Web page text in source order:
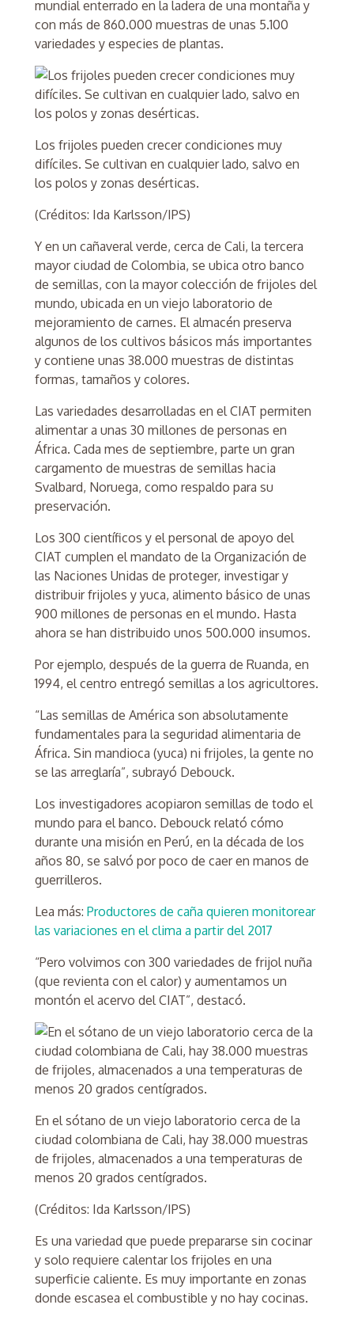
mundial enterrado en la ladera de una montaña y
con más de 860.000 muestras de unas 5.100
variedades y especies de plantas.
Los frijoles pueden crecer condiciones muy
difíciles. Se cultivan en cualquier lado, salvo en
los polos y zonas desérticas.
(Créditos: Ida Karlsson/IPS)
Y en un cañaveral verde, cerca de Cali, la tercera
mayor ciudad de Colombia, se ubica otro banco
de semillas, con la mayor colección de frijoles del
mundo, ubicada en un viejo laboratorio de
mejoramiento de carnes. El almacén preserva
algunos de los cultivos básicos más importantes
y contiene unas 38.000 muestras de distintas
formas, tamaños y colores.
Las variedades desarrolladas en el CIAT permiten
alimentar a unas 30 millones de personas en
África. Cada mes de septiembre, parte un gran
cargamento de muestras de semillas hacia
Svalbard, Noruega, como respaldo para su
preservación.
Los 300 científicos y el personal de apoyo del
CIAT cumplen el mandato de la Organización de
las Naciones Unidas de proteger, investigar y
distribuir frijoles y yuca, alimento básico de unas
900 millones de personas en el mundo. Hasta
ahora se han distribuido unos 500.000 insumos.
Por ejemplo, después de la guerra de Ruanda, en
1994, el centro entregó semillas a los agricultores.
“Las semillas de América son absolutamente
fundamentales para la seguridad alimentaria de
África. Sin mandioca (yuca) ni frijoles, la gente no
se las arreglaría”, subrayó Debouck.
Los investigadores acopiaron semillas de todo el
mundo para el banco. Debouck relató cómo
durante una misión en Perú, en la década de los
años 80, se salvó por poco de caer en manos de
guerrilleros.
Lea más: Productores de caña quieren monitorear
las variaciones en el clima a partir del 2017
“Pero volvimos con 300 variedades de frijol nuña
(que revienta con el calor) y aumentamos un
montón el acervo del CIAT”, destacó.
En el sótano de un viejo laboratorio cerca de la
ciudad colombiana de Cali, hay 38.000 muestras
de frijoles, almacenados a una temperaturas de
menos 20 grados centígrados.
(Créditos: Ida Karlsson/IPS)
Es una variedad que puede prepararse sin cocinar
y solo requiere calentar los frijoles en una
superficie caliente. Es muy importante en zonas
donde escasea el combustible y no hay cocinas.